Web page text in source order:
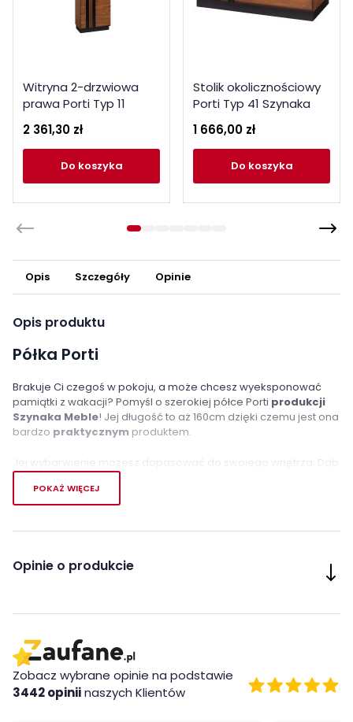
Witryna 2-drzwiowa
prawa Porti Typ 11
Kolekcja Porti
2 361,30 zł
do koszyka
Stolik okolicznościowy
Porti Typ 41 Szynaka
1 666,00 zł
do koszyka
Opis Szczegóły Opinie
Opis produktu
Półka Porti
Brakuje Ci czegoś w pokoju, a może chcesz wyeksponować
pamiątki z wakacji? Pomyśl o szerokiej półce Porti produkcji
Szynaka Meble! Jej długość to aż 160cm dzięki czemu jest ona
bardzo praktycznym produktem.
Jej wybarwienie możesz dopasować do swojego wnętrza. Dąb
antyczny będziedoskonałym uzupełnieniem
pomieszczeniu, a dąb czekoladowy, sprawdzi się w
przestronnym wnętrzu.
wysokiej jakości płyty meblowej zapewni
przez długie
Cechy charakterystyczne
front wykonany z litego drewna
ryflowane elementy ozdobne
metalowe uchwyty
nowoczesny styl
POKAŻ WIĘCEJ
Opinie o produkcie
Zobacz wybrane opinie na podstawie
3442 opiniinaszych Klientów